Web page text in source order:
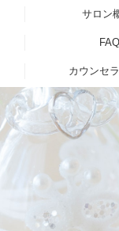
サロン
FAQ
カウンセ